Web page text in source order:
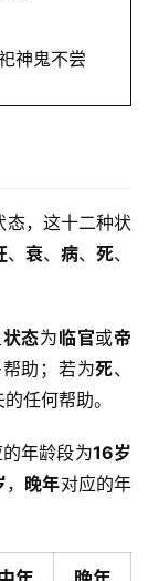
神鬼不尝
态，这十二种状
、 衰、 病、死、
状态为临官或帝
助；若为死、
任何帮助。
年龄段为16岁
， 晚年对应的年